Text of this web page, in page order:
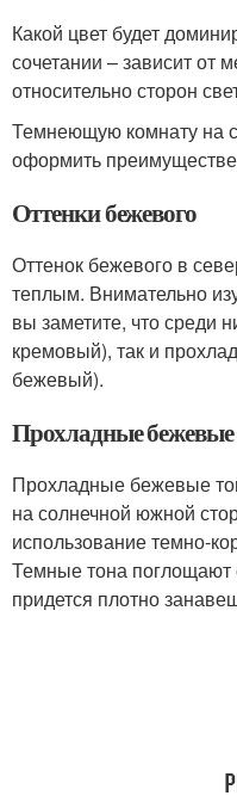
Какой цвет будет
сочетании – зависит от
относительно сторон
Темнеющую комнату на
оформить
Оттенки бежевого
Оттенок бежевого в
теплым. Внимательно
вы заметите, что среди
кремовый), так и
бежевый).
Прохладные
Прохладные бежевые
на солнечной южной
использование темно-
Темные тона поглощают
придется плотно